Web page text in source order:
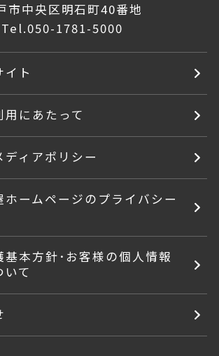
市中央区明石町40番地
Tel.050-1781-5000
ト
にあたって
ディアポリシー
ホームページのプライバシー
基本方針･お客様の個人情報
て